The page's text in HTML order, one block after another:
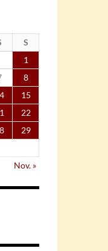
S
1
8
15
22
29
Nov. »